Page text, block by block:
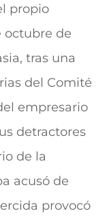
propio
octubre de
tras una
del Comité
empresario
detractores
de la
acusó de
provocó